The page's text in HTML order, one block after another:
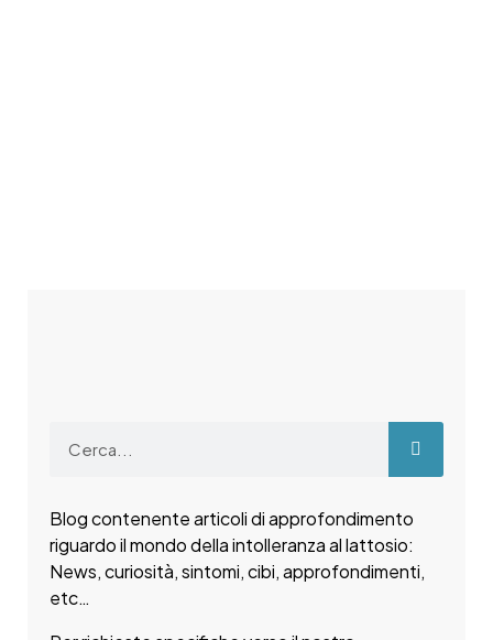
Blog contenente articoli di approfondimento
riguardo il mondo della intolleranza al lattosio:
News, curiosità, sintomi, cibi, approfondimenti,
etc…